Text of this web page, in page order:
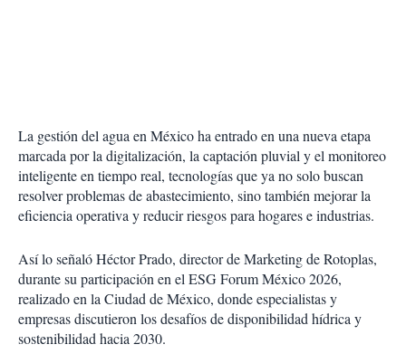
La gestión del agua en México ha entrado en una nueva etapa
marcada por la digitalización, la captación pluvial y el monitoreo
inteligente en tiempo real, tecnologías que ya no solo buscan
resolver problemas de abastecimiento, sino también mejorar la
eficiencia operativa y reducir riesgos para hogares e industrias.
Así lo señaló Héctor Prado, director de Marketing de Rotoplas,
durante su participación en el ESG Forum México 2026,
realizado en la Ciudad de México, donde especialistas y
empresas discutieron los desafíos de disponibilidad hídrica y
sostenibilidad hacia 2030.